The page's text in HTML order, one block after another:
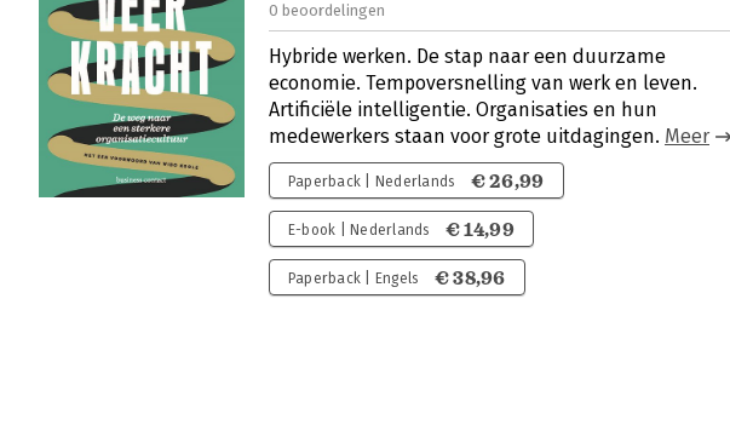
0 beoordelingen
Hybride werken. De stap naar een duurzame
economie. Tempoversnelling van werk en leven.
Artificiële intelligentie. Organisaties en hun
medewerkers staan voor grote uitdagingen. Meer
Paperback | Nederlands € 26,99
E-book | Nederlands € 14,99
Paperback | Engels € 38,96